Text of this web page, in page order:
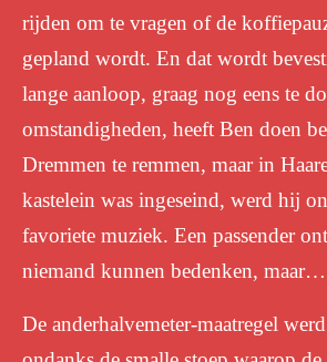
rijden om te vragen of de
gepland wordt. En dat wordt
lange aanloop, graag nog eens te
omstandigheden, heeft Ben doen
Dremmen te remmen, maar in
kastelein was ingeseind, werd hij
favoriete muziek. Een passender
niemand kunnen bedenken,
De anderhalvemeter-maatregel